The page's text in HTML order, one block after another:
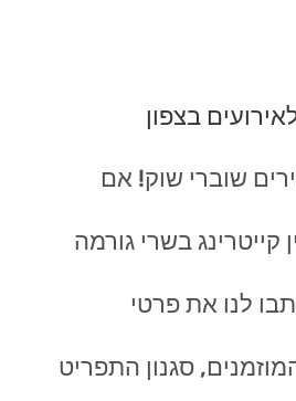
בצפון
שוברי שוק! אם
קייטרינג בשרי גורמה
לנו את פרטי
סגנון התפריט